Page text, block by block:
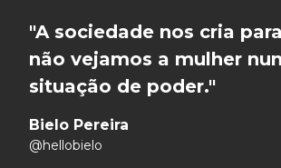
"A sociedade nos cria
não vejamos a mulher
situação de poder."
Bielo Pereira
@hellobielo